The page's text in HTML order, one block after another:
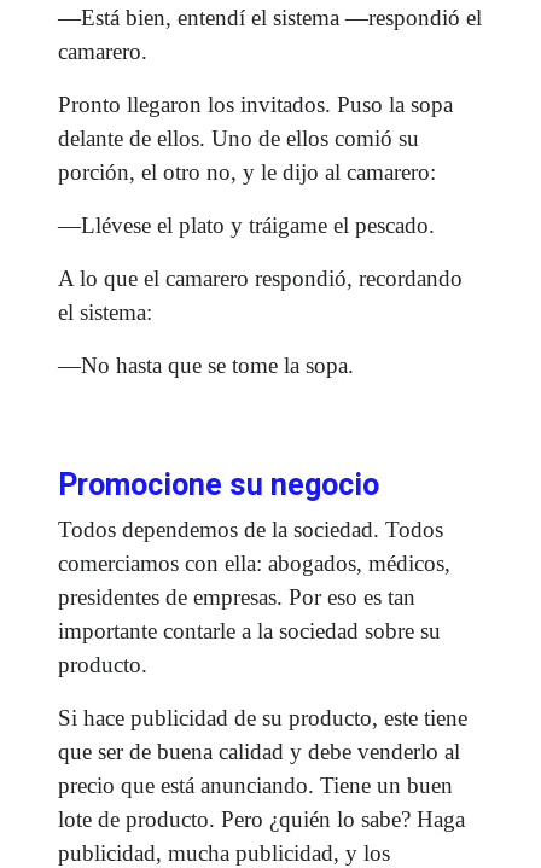
—Está bien, entendí el sistema —respondió el
camarero.
Pronto llegaron los invitados. Puso la sopa
delante de ellos. Uno de ellos comió su
porción, el otro no, y le dijo al camarero:
—Llévese el plato y tráigame el pescado.
A lo que el camarero respondió, recordando
el sistema:
—No hasta que se tome la sopa.
Promocione su negocio
Todos dependemos de la sociedad. Todos
comerciamos con ella: abogados, médicos,
presidentes de empresas. Por eso es tan
importante contarle a la sociedad sobre su
producto.
Si hace publicidad de su producto, este tiene
que ser de buena calidad y debe venderlo al
precio que está anunciando. Tiene un buen
lote de producto. Pero ¿quién lo sabe? Haga
publicidad, mucha publicidad, y los